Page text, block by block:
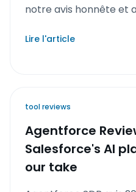
notre avis honnête et
Lire l'article
tool reviews
Agentforce
Salesforce's AI
our take